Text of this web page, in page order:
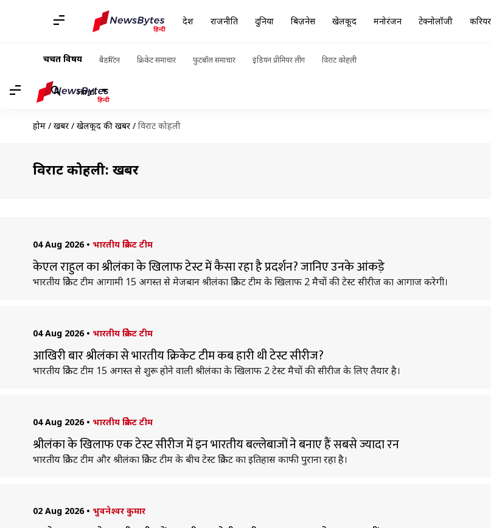
देश राजनीति दुनिया बिज़नेस खेलकूद मनोरंजन टेक्नोलॉजी करियर
चर्चित विषय बैडमिंटन क्रिकेट समाचार फुटबॉल समाचार इंडियन प्रीमियर लीग विराट कोहली
Hindi
होम / खबरें / खेलकूद की खबरें / विराट कोहली
विराट कोहली: खबरें
04 Aug 2026 • भारतीय क्रिकेट टीम
केएल राहुल का श्रीलंका के खिलाफ टेस्ट में कैसा रहा है प्रदर्शन? जानिए उनके आंकड़े
भारतीय क्रिकेट टीम आगामी 15 अगस्त से मेजबान श्रीलंका क्रिकेट टीम के खिलाफ 2 मैचों की टेस्ट सीरीज का आगाज करेगी।
04 Aug 2026 • भारतीय क्रिकेट टीम
आखिरी बार श्रीलंका से भारतीय क्रिकेट टीम कब हारी थी टेस्ट सीरीज?
भारतीय क्रिकेट टीम 15 अगस्त से शुरू होने वाली श्रीलंका के खिलाफ 2 टेस्ट मैचों की सीरीज के लिए तैयार है।
04 Aug 2026 • भारतीय क्रिकेट टीम
श्रीलंका के खिलाफ एक टेस्ट सीरीज में इन भारतीय बल्लेबाजों ने बनाए हैं सबसे ज्यादा रन
भारतीय क्रिकेट टीम और श्रीलंका क्रिकेट टीम के बीच टेस्ट क्रिकेट का इतिहास काफी पुराना रहा है।
02 Aug 2026 • भुवनेश्वर कुमार